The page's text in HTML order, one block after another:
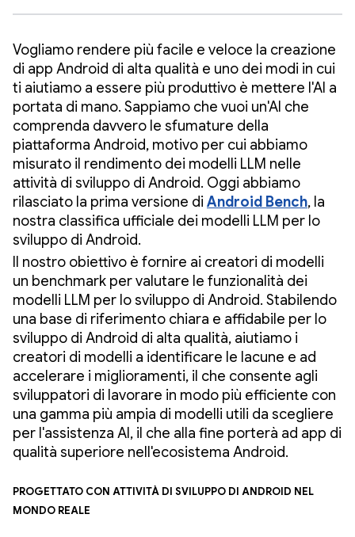
Vogliamo rendere più facile e veloce la creazione
di app Android di alta qualità e uno dei modi in cui
ti aiutiamo a essere più produttivo è mettere l'AI a
portata di mano. Sappiamo che vuoi un'AI che
comprenda davvero le sfumature della
piattaforma Android, motivo per cui abbiamo
misurato il rendimento dei modelli LLM nelle
attività di sviluppo di Android. Oggi abbiamo
rilasciato la prima versione di Android Bench, la
nostra classifica ufficiale dei modelli LLM per lo
sviluppo di Android.
Il nostro obiettivo è fornire ai creatori di modelli
un benchmark per valutare le funzionalità dei
modelli LLM per lo sviluppo di Android. Stabilendo
una base di riferimento chiara e affidabile per lo
sviluppo di Android di alta qualità, aiutiamo i
creatori di modelli a identificare le lacune e ad
accelerare i miglioramenti, il che consente agli
sviluppatori di lavorare in modo più efficiente con
una gamma più ampia di modelli utili da scegliere
per l'assistenza AI, il che alla fine porterà ad app di
qualità superiore nell'ecosistema Android.
Progettato con attività di sviluppo di Android nel
mondo reale